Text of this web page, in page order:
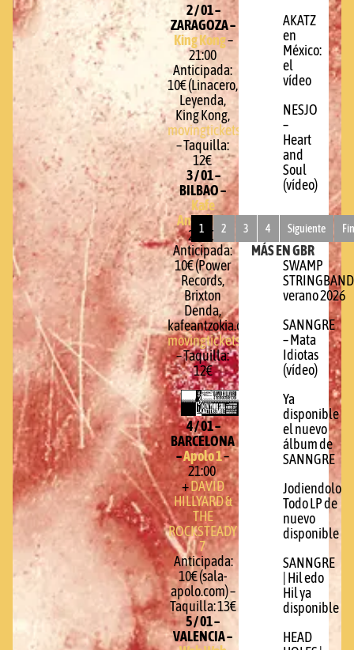
2 / 01 –
ZARAGOZA –
King Kong–
21:00
Anticipada:
10€ (Linacero,
Leyenda,
King Kong,
movingtickets.com
– Taquilla:
12€
3 / 01 –
BILBAO –
Kafe
Antzokia–
21:00
Anticipada:
10€ (Power
Records,
Brixton
Denda,
kafeantzokia.com,
movingtickets.com
– Taquilla:
12€
4 / 01 –
BARCELONA
–Apolo 1–
21:00
+DAVID
HILLYARD &
THE
ROCKSTEADY
7
Anticipada:
10€ (sala-
apolo.com) –
Taquilla: 13€
5 / 01 –
VALENCIA –
AKATZ
en
México:
el
vídeo
NESJO
–
Heart
and
Soul
(vídeo)
1 2 3 4 Siguiente
MÁS EN GBR
SWAMP
STRINGBAND
verano 2026
SANNGRE
– Mata
Idiotas
(vídeo)
Ya
disponible
el nuevo
álbum de
SANNGRE
Jodiendolo
Todo LP de
nuevo
disponible
SANNGRE
| Hil edo
Hil ya
disponible
HEAD